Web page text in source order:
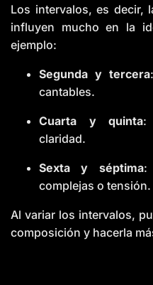
Los intervalos, es decir,
influyen mucho en la
ejemplo:
Segunda y tercera
cantables.
Cuarta y quinta:
claridad.
Sexta y séptima:
complejas o tensión.
Al variar los intervalos,
composición y hacerla